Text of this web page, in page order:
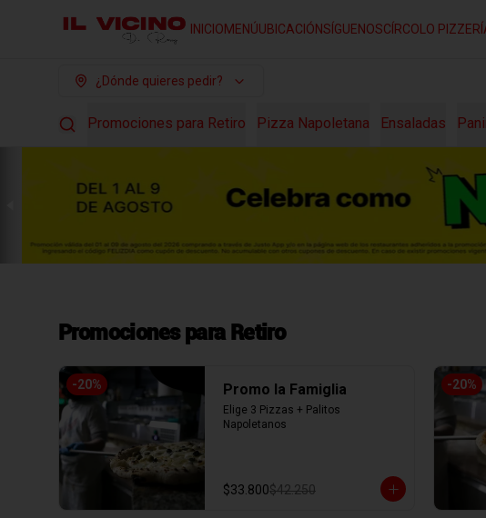
INICIOMENÚUBICACIÓNSÍGUENOSCÍRCOLO
¿Dónde quieres pedir?
Promociones para Retiro Pizza Napoletana Ensaladas
Promociones para Retiro
-20% Promo la Famiglia
Elige 3 Pizzas + Palitos
Napoletanos
$33.800$42.250
-20%